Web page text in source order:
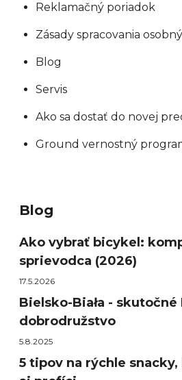
Reklamačný poriadok
Zásady spracovania
Blog
Servis
Ako sa dostať do novej
Ground vernostný
Blog
Ako vybrať bicykel:
sprievodca (2026)
17.5.2026
Bielsko-Biała - skutočné
dobrodružstvo
5.8.2025
5 tipov na rýchle